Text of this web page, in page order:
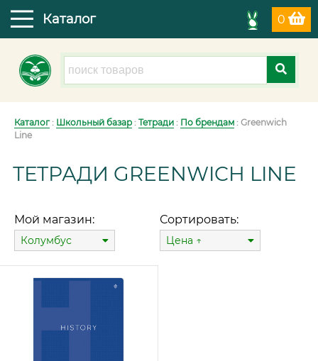
0
Каталог
Каталог: Школьный базар : Тетради : По брендам : Greenwich
Line
ТЕТРАДИ GREENWICH LINE
Мой магазин:
Колумбус
Сортировать:
Цена ↑